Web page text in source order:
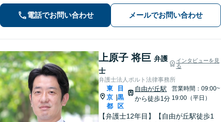
るい将来を切り拓く「あなたのパート
ナー」として、困難な時期を乗り越え
ませんか？
電話でお問い合わせ メールでお問い合わせ
上原子 将巨 弁護
士
インタビューを見
る
弁護士法人ポルト法律事務所
東
京
都
|
目
黒
区
自由が丘駅
から徒歩1分
営業時間：09:00~
19:00（平日）
【弁護士12年目】【自由が丘駅徒歩1